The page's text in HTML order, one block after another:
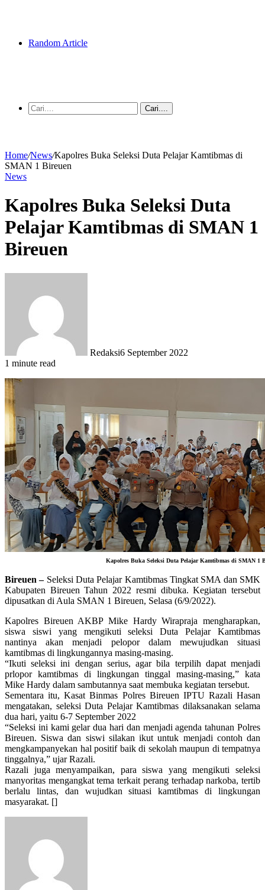
Random Article
Cari....
Home/News/Kapolres Buka Seleksi Duta Pelajar Kamtibmas di
SMAN 1 Bireuen
News
Kapolres Buka Seleksi Duta
Pelajar Kamtibmas di SMAN 1
Bireuen
Redaksi6 September 2022
1 minute read
Kapolres Buka Seleksi Duta Pelajar Kamtibmas di SMAN 1
Bireuen –Seleksi Duta Pelajar Kamtibmas Tingkat SMA dan SMK
Kabupaten Bireuen Tahun 2022 resmi dibuka. Kegiatan tersebut
dipusatkan di Aula SMAN 1 Bireuen, Selasa (6/9/2022).
Kapolres Bireuen AKBP Mike Hardy Wirapraja mengharapkan,
siswa siswi yang mengikuti seleksi Duta Pelajar Kamtibmas
nantinya akan menjadi pelopor dalam mewujudkan situasi
kamtibmas di lingkungannya masing-masing.
“Ikuti seleksi ini dengan serius, agar bila terpilih dapat menjadi
prlopor kamtibmas di lingkungan tinggal masing-masing,” kata
Mike Hardy dalam sambutannya saat membuka kegiatan tersebut.
Sementara itu, Kasat Binmas Polres Bireuen IPTU Razali Hasan
mengatakan, seleksi Duta Pelajar Kamtibmas dilaksanakan selama
dua hari, yaitu 6-7 September 2022
“Seleksi ini kami gelar dua hari dan menjadi agenda tahunan Polres
Bireuen. Siswa dan siswi silakan ikut untuk menjadi contoh dan
mengkampanyekan hal positif baik di sekolah maupun di tempatnya
tinggalnya,” ujar Razali.
Razali juga menyampaikan, para siswa yang mengikuti seleksi
manyoritas mengangkat tema terkait perang terhadap narkoba, tertib
berlalu lintas, dan wujudkan situasi kamtibmas di lingkungan
masyarakat. []